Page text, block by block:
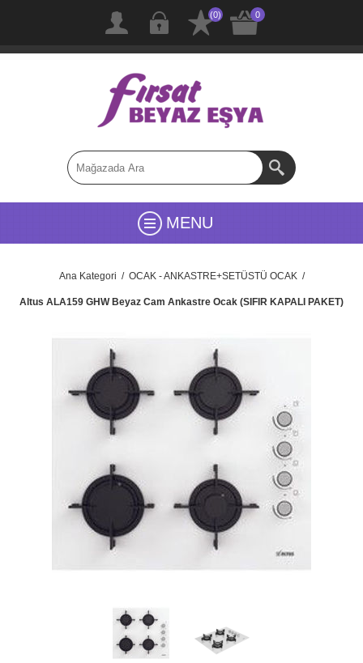
(0) 0
MENU
Ana Kategori / OCAK - ANKASTRE+SETÜSTÜ OCAK /
Altus ALA159 GHW Beyaz Cam Ankastre Ocak (SIFIR KAPALI PAKET)